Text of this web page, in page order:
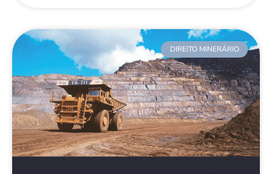
DIREITO MINERÁRIO